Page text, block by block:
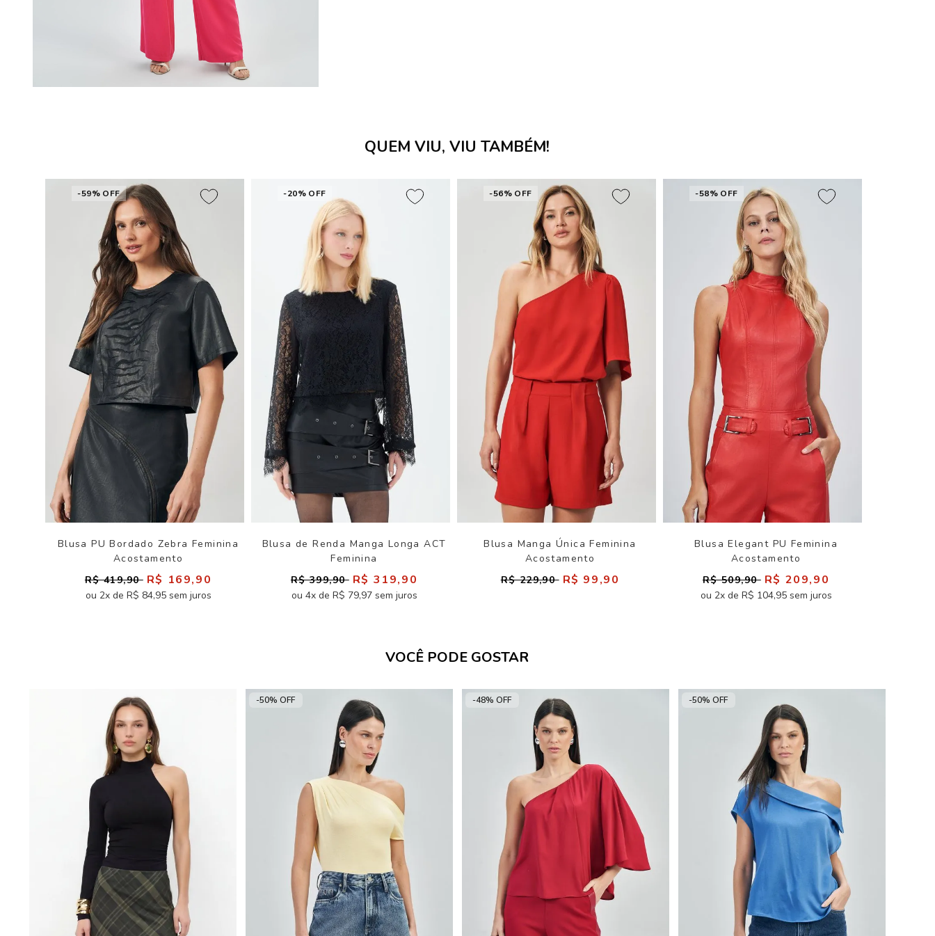
QUEM VIU, VIU TAMBÉM!
-59% OFF
Blusa PU Bordado Zebra Feminina
Acostamento
R$ 419,90 R$ 169,90
ou 2x de R$ 84,95 sem juros
-20% OFF
Blusa de Renda Manga Longa ACT
Feminina
R$ 399,90 R$ 319,90
ou 4x de R$ 79,97 sem juros
-56% OFF
Blusa Manga Única Feminina
Acostamento
R$ 229,90 R$ 99,90
-58% OFF
Blusa Elegant PU Feminina
Acostamento
R$ 509,90 R$ 209,90
ou 2x de R$ 104,95 sem juros
VOCÊ PODE GOSTAR
-50% OFF -48% OFF -50% OFF